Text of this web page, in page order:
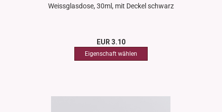
Weissglasdose, 30ml, mit Deckel schwarz
EUR 3.10